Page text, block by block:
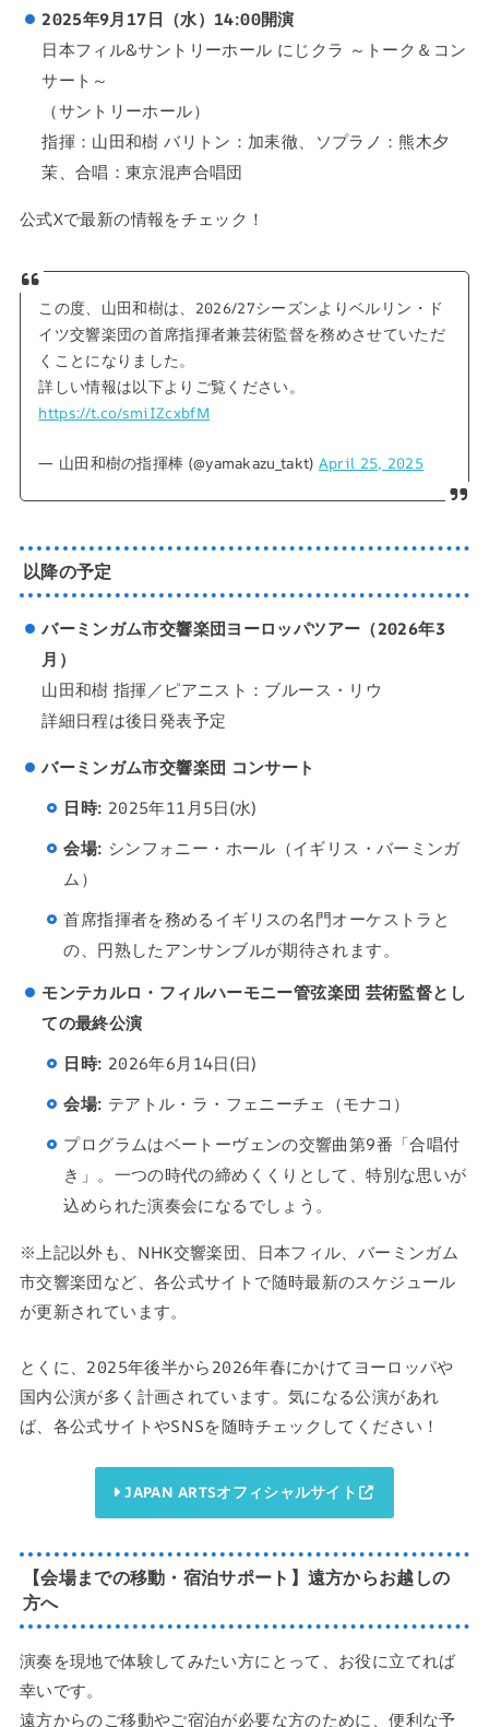
2025年9月17日（水）14:00開演
日本フィル&サントリーホール にじクラ ～トーク＆コン
サート～
（サントリーホール）
指揮：山田和樹 バリトン：加耒徹、ソプラノ：熊木夕
茉、合唱：東京混声合唱団
公式Xで最新の情報をチェック！
この度、山田和樹は、2026/27シーズンよりベルリン・ド
イツ交響楽団の首席指揮者兼芸術監督を務めさせていただ
くことになりました。
詳しい情報は以下よりご覧ください。
https://t.co/smiIZcxbfM
— 山田和樹の指揮棒 (@yamakazu_takt) April 25, 2025
以降の予定
バーミンガム市交響楽団ヨーロッパツアー（2026年3
月）
山田和樹 指揮／ピアニスト：ブルース・リウ
詳細日程は後日発表予定
バーミンガム市交響楽団 コンサート
日時: 2025年11月5日(水)
会場: シンフォニー・ホール（イギリス・バーミンガ
ム）
首席指揮者を務めるイギリスの名門オーケストラと
の、円熟したアンサンブルが期待されます。
モンテカルロ・フィルハーモニー管弦楽団 芸術監督とし
ての最終公演
日時: 2026年6月14日(日)
会場: テアトル・ラ・フェニーチェ（モナコ）
プログラムはベートーヴェンの交響曲第9番「合唱付
き」。一つの時代の締めくくりとして、特別な思いが
込められた演奏会になるでしょう。
※上記以外も、NHK交響楽団、日本フィル、バーミンガム
市交響楽団など、各公式サイトで随時最新のスケジュール
が更新されています。
とくに、2025年後半から2026年春にかけてヨーロッパや
国内公演が多く計画されています。気になる公演があれ
ば、各公式サイトやSNSを随時チェックしてください！
JAPAN ARTSオフィシャルサイト
【会場までの移動・宿泊サポート】遠方からお越しの
方へ
演奏を現地で体験してみたい方にとって、お役に立てれば
幸いです。
遠方からのご移動やご宿泊が必要な方のために、便利な予